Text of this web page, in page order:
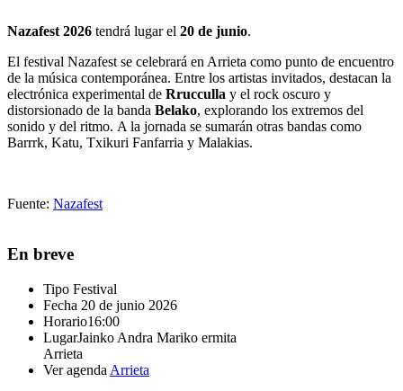
Nazafest 2026 tendrá lugar el 20 de junio.
El festival Nazafest se celebrará en Arrieta como punto de encuentro
de la música contemporánea. Entre los artistas invitados, destacan la
electrónica experimental de Rrucculla y el rock oscuro y
distorsionado de la banda Belako, explorando los extremos del
sonido y del ritmo. A la jornada se sumarán otras bandas como
Barrrk, Katu, Txikuri Fanfarria y Malakias.
Fuente: Nazafest
En breve
Tipo Festival
Fecha 20 de junio 2026
Horario16:00
LugarJainko Andra Mariko ermita
Arrieta
Ver agenda Arrieta